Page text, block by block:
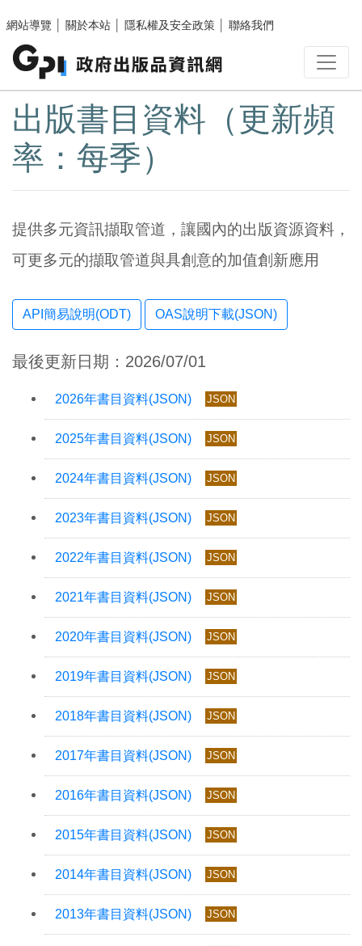
網站導覽
關於本站 隱私權及安全政策 聯絡我們
:::
出版書目資料（更新頻
率：每季）
提供多元資訊擷取管道，讓國內的出版資源資料，
可更多元的擷取管道與具創意的加值創新應用
OAS說明下載(JSON)
最後更新日期：2026/07/01
JSON
JSON
JSON
JSON
JSON
JSON
JSON
JSON
JSON
JSON
JSON
JSON
JSON
JSON